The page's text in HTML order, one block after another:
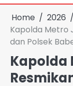
Home 2026
Kapolda Metro
dan Polsek
Kapolda